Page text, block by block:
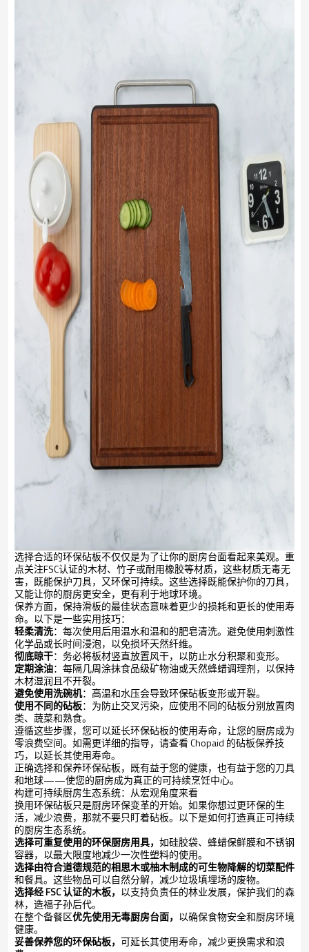
选择合适的环保砧板不仅仅是为了让你的厨房台面看起来美观。重
点关注FSC认证的木材、竹子或耐用橡胶等材质，这些材质无毒无
害，既能保护刀具，又环保可持续。这些选择既能保护你的刀具，
又能让你的厨房更安全，更有利于地球环境。
保养方面，保持滑板的最佳状态意味着更少的损耗和更长的使用寿
命。以下是一些实用技巧：
轻柔清洗：每次使用后用温水和温和的肥皂清洗。避免使用刺激性
化学品或长时间浸泡，以免损坏天然纤维。
彻底晾干：务必将板材竖直放置风干，以防止水分积聚和变形。
定期涂油：每隔几周涂抹食品级矿物油或天然蜂蜡调理剂，以保持
木材湿润且不开裂。
避免使用洗碗机：高温和水压会导致环保砧板变形或开裂。
使用不同的砧板：为防止交叉污染，应使用不同的砧板分别放置肉
类、蔬菜和熟食。
遵循这些步骤，您可以延长环保砧板的使用寿命，让您的厨房成为
零浪费空间。如需更详细的指导，请查看 Chopaid 的砧板保养技
巧，以延长其使用寿命。
正确选择和保养环保砧板，既有益于您的健康，也有益于您的刀具
和地球——使您的厨房成为真正的可持续烹饪中心。
构建可持续厨房生态系统：从宏观角度来看
换用环保砧板只是厨房环保变革的开始。如果你想过更环保的生
活，减少浪费，那就不要只盯着砧板。以下是如何打造真正可持续
的厨房生态系统。
选择可重复使用的环保厨房用具， 如硅胶袋、蜂蜡保鲜膜和不锈钢
容器，以最大限度地减少一次性塑料的使用。
选择由符合道德规范的相思木或柚木制成的可生物降解的切菜配件
和餐具。这些物品可以自然分解，减少垃圾填埋场的废物。
选择经 FSC 认证的木板， 以支持负责任的林业发展，保护我们的森
林，造福子孙后代。
在整个备餐区优先使用无毒厨房台面， 以确保食物安全和厨房环境
健康。
妥善保养您的环保砧板， 可延长其使用寿命，减少更换需求和浪